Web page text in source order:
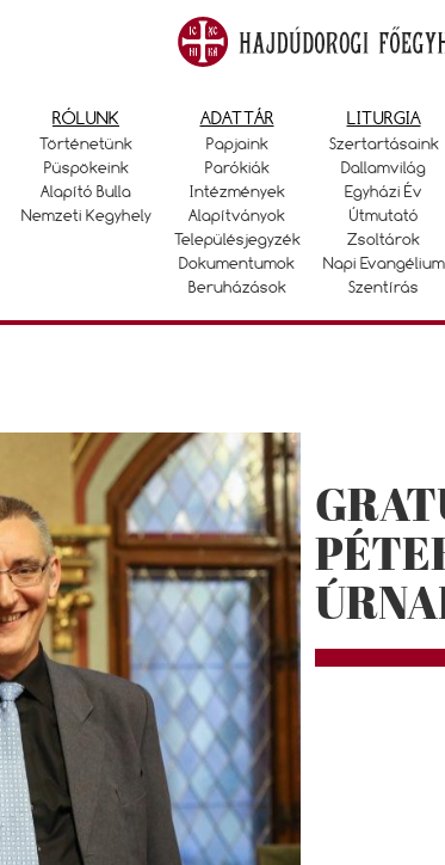
RÓLUNK
Történetünk
Püspökeink
Alapító Bulla
Nemzeti Kegyhely
ADATTÁR
Papjaink
Parókiák
Intézmények
Alapítványok
Településjegyzék
Dokumentumok
Beruházások
LITURGIA
Szertartásaink
Dallamvilág
Egyházi Év
Útmutató
Zsoltárok
Napi Evangélium
Szentírás